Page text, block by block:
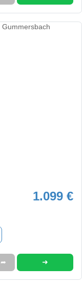
1.099 €
➦ ➜